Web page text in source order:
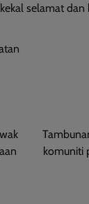
selamat dan
komuniti